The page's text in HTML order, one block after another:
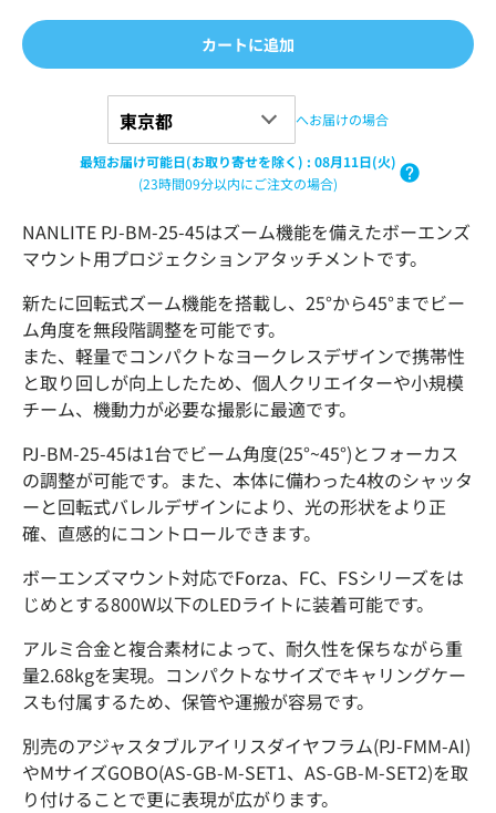
カートに追加
へお届けの場合
最短お届け可能日(お取り寄せを除く) : 08月11日(火)
(23時間09分以内にご注文の場合)
NANLITE PJ-BM-25-45はズーム機能を備えたボーエンズ
マウント用プロジェクションアタッチメントです。
新たに回転式ズーム機能を搭載し、25°から45°までビー
ム角度を無段階調整を可能です。
また、軽量でコンパクトなヨークレスデザインで携帯性
と取り回しが向上したため、個人クリエイターや小規模
チーム、機動力が必要な撮影に最適です。
PJ-BM-25-45は1台でビーム角度(25°~45°)とフォーカス
の調整が可能です。また、本体に備わった4枚のシャッタ
ーと回転式バレルデザインにより、光の形状をより正
確、直感的にコントロールできます。
ボーエンズマウント対応でForza、FC、FSシリーズをは
じめとする800W以下のLEDライトに装着可能です。
アルミ合金と複合素材によって、耐久性を保ちながら重
量2.68kgを実現。コンパクトなサイズでキャリングケー
スも付属するため、保管や運搬が容易です。
別売のアジャスタブルアイリスダイヤフラム(PJ-FMM-AI)
やMサイズGOBO(AS-GB-M-SET1、AS-GB-M-SET2)を取
り付けることで更に表現が広がります。